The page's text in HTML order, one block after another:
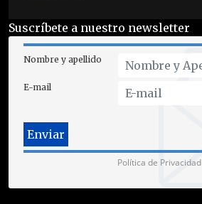
Suscríbete a nuestro newsletter
Nombre y apellido
E-mail
Política de Privacidad